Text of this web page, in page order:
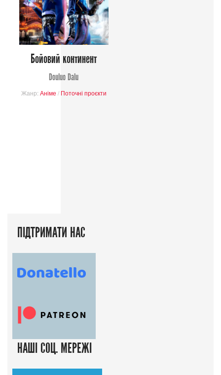
Бойовий континент
Douluo Dalu
Жанр: Аніме / Поточні проєкти
ПІДТРИМАТИ НАС
НАШІ СОЦ. МЕРЕЖІ